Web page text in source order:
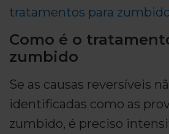
tratamentos para
Como é o
zumbido
Se as causas reversíveis
identificadas como as
zumbido, é preciso